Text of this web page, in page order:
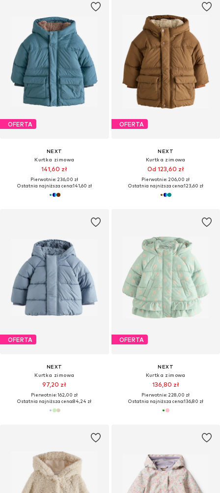
OFERTA
NEXT
Kurtka zimowa
141,60 zł
Pierwotnie: 236,00 zł
Ostatnia najniższa cena:141,60 zł
OFERTA
NEXT
Kurtka zimowa
Od 123,60 zł
Pierwotnie: 206,00 zł
Ostatnia najniższa cena:123,60 zł
OFERTA
NEXT
Kurtka zimowa
97,20 zł
Pierwotnie: 162,00 zł
Ostatnia najniższa cena:84,24 zł
OFERTA
NEXT
Kurtka zimowa
136,80 zł
Pierwotnie: 228,00 zł
Ostatnia najniższa cena:136,80 zł